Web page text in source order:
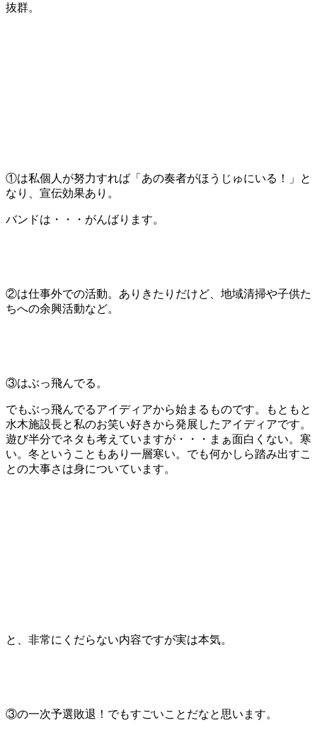
抜群。
①は私個人が努力すれば「あの奏者がほうじゅにいる！」と
なり、宣伝効果あり。
バンドは・・・がんばります。
②は仕事外での活動。ありきたりだけど、地域清掃や子供た
ちへの余興活動など。
③はぶっ飛んでる。
でもぶっ飛んでるアイディアから始まるものです。もともと
水木施設長と私のお笑い好きから発展したアイディアです。
遊び半分でネタも考えていますが・・・まぁ面白くない。寒
い。冬ということもあり一層寒い。でも何かしら踏み出すこ
との大事さは身についています。
と、非常にくだらない内容ですが実は本気。
③の一次予選敗退！でもすごいことだなと思います。